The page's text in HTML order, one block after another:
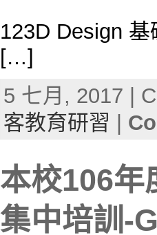
123D Design
[…]
5 七月, 2017 |
客教育研習
本校106年
集中培訓-